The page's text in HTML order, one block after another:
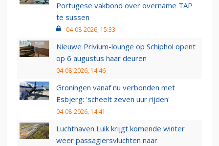
Portugese vakbond over overname TAP
te sussen
04-08-2026, 15:33
Nieuwe Privium-lounge op Schiphol opent
op 6 augustus haar deuren
04-08-2026, 14:46
Groningen vanaf nu verbonden met
Esbjerg: 'scheelt zeven uur rijden'
04-08-2026, 14:41
Luchthaven Luik krijgt komende winter
weer passagiersvluchten naar